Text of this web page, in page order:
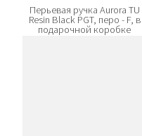
Перьевая ручка Aurora TU
Resin Black PGT, перо - F, в
подарочной коробке